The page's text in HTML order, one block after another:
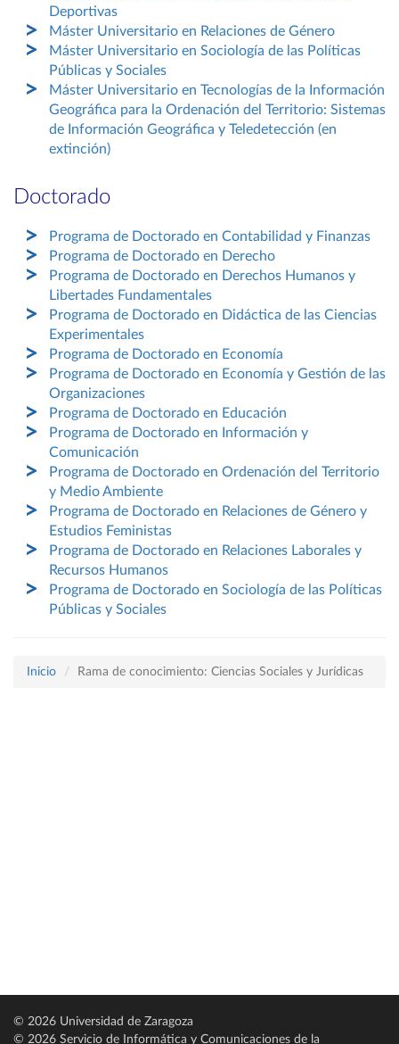
Deportivas
Máster Universitario en Relaciones de Género
Máster Universitario en Sociología de las Políticas
Públicas y Sociales
Máster Universitario en Tecnologías de la Información
Geográfica para la Ordenación del Territorio: Sistemas
de Información Geográfica y Teledetección (en
extinción)
Doctorado
Programa de Doctorado en Contabilidad y Finanzas
Programa de Doctorado en Derecho
Programa de Doctorado en Derechos Humanos y
Libertades Fundamentales
Programa de Doctorado en Didáctica de las Ciencias
Experimentales
Programa de Doctorado en Economía
Programa de Doctorado en Economía y Gestión de las
Organizaciones
Programa de Doctorado en Educación
Programa de Doctorado en Información y
Comunicación
Programa de Doctorado en Ordenación del Territorio
y Medio Ambiente
Programa de Doctorado en Relaciones de Género y
Estudios Feministas
Programa de Doctorado en Relaciones Laborales y
Recursos Humanos
Programa de Doctorado en Sociología de las Políticas
Públicas y Sociales
Inicio Rama de conocimiento: Ciencias Sociales y Jurídicas
© 2026 Universidad de Zaragoza
© 2026 Servicio de Informática y Comunicaciones de la